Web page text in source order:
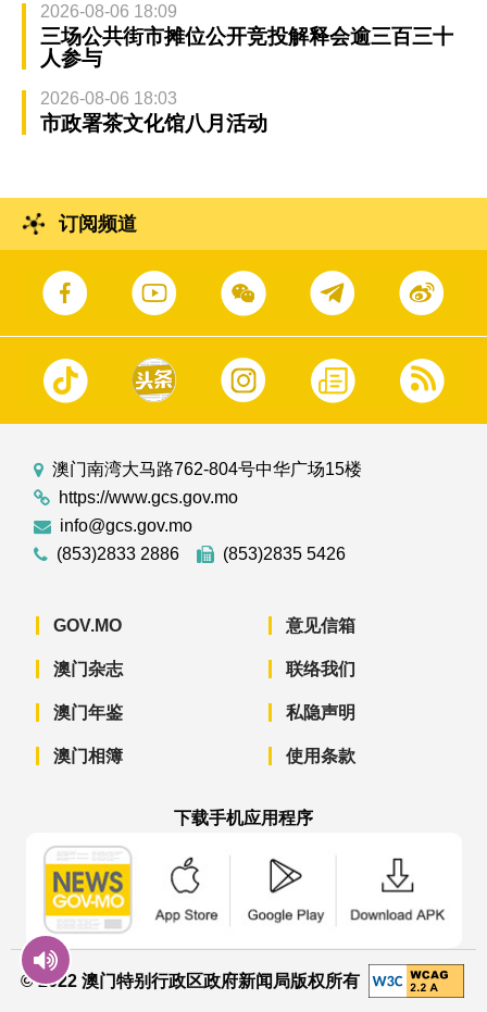
2026-08-06 18:09
三场公共街市摊位公开竞投解释会逾三百三十
人参与
2026-08-06 18:03
市政署茶文化馆八月活动
订阅频道
澳门南湾大马路762-804号中华广场15楼
https://www.gcs.gov.mo
info@gcs.gov.mo
(853)2833 2886
(853)2835 5426
GOV.MO
澳门杂志
澳门年鉴
澳门相簿
意见信箱
联络我们
私隐声明
使用条款
下载手机应用程序
© 2022 澳门特别行政区政府新闻局版权所有